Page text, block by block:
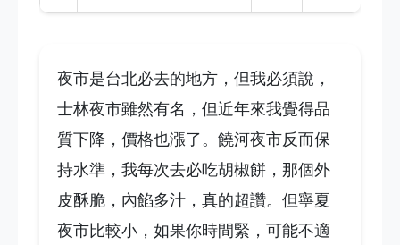
夜市是台北必去的地方，但我必須說，
士林夜市雖然有名，但近年來我覺得品
質下降，價格也漲了。饒河夜市反而保
持水準，我每次去必吃胡椒餅，那個外
皮酥脆，內餡多汁，真的超讚。但寧夏
夜市比較小，如果你時間緊，可能不適